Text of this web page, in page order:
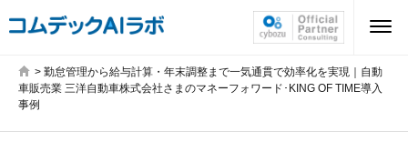
> 勤怠管理から給与計算・年末調整まで一気通貫で効率化を実現｜自動
車販売業 三洋自動車株式会社さまのマネーフォワード･KING OF TIME導入
事例